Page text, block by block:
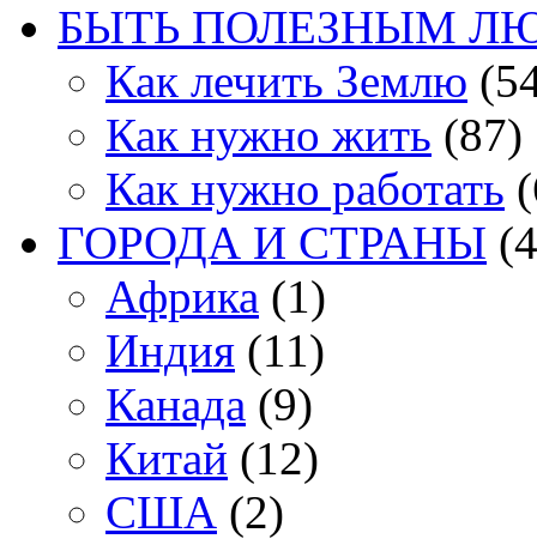
БЫТЬ ПОЛЕЗНЫМ
Как лечить Землю
Как нужно жить (87)
Как нужно работать
ГОРОДА И СТРАНЫ
Африка (1)
Индия (11)
Канада (9)
Китай (12)
США (2)